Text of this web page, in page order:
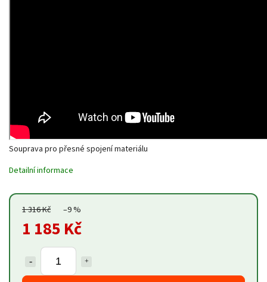
1 316 Kč –9 %
1 185 Kč
Souprava pro přesné spojení materiálu
Detailní informace